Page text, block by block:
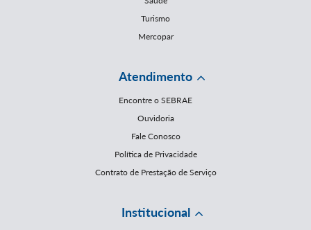
Turismo
Mercopar
Atendimento
Encontre o SEBRAE
Ouvidoria
Fale Conosco
Política de Privacidade
Contrato de Prestação de Serviço
Institucional